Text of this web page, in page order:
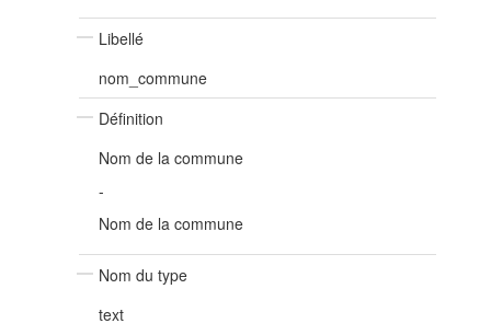
Libellé
nom_commune
Définition
Nom de la commune
-
Nom de la commune
Nom du type
text